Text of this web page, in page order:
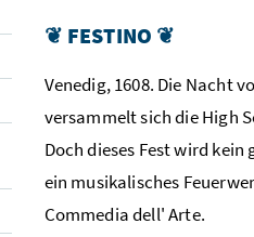
❦ FESTINO ❦
Venedig, 1608. Die Nacht
versammelt sich die High
Doch dieses Fest wird
ein musikalisches
Commedia dell' Arte.